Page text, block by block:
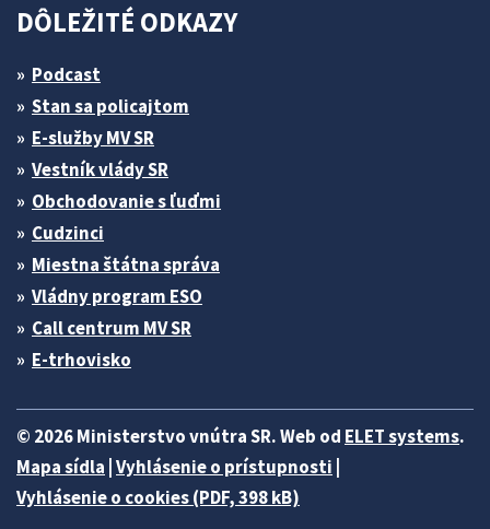
DÔLEŽITÉ ODKAZY
Podcast
Stan sa policajtom
E-služby MV SR
Vestník vlády SR
Obchodovanie s ľuďmi
Cudzinci
Miestna štátna správa
Vládny program ESO
Call centrum MV SR
E-trhovisko
© 2026 Ministerstvo vnútra SR. Web od ELET systems.
Mapa sídla Vyhlásenie o prístupnosti
Vyhlásenie o cookies (PDF, 398 kB)